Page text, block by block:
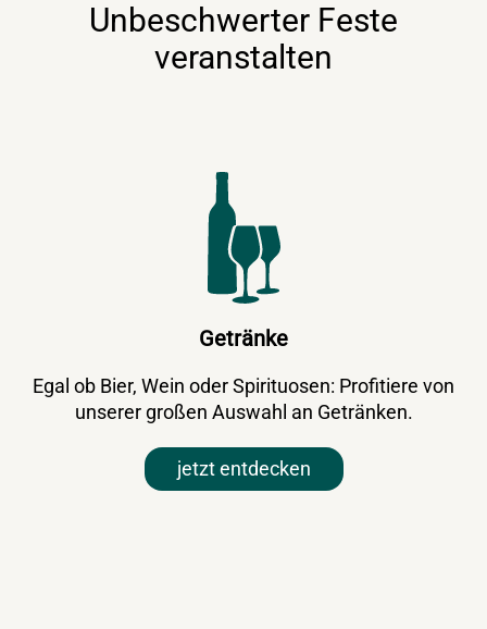
Unbeschwerter Feste
veranstalten
Getränke
Egal ob Bier, Wein oder Spirituosen: Profitiere von
unserer großen Auswahl an Getränken.
jetzt entdecken